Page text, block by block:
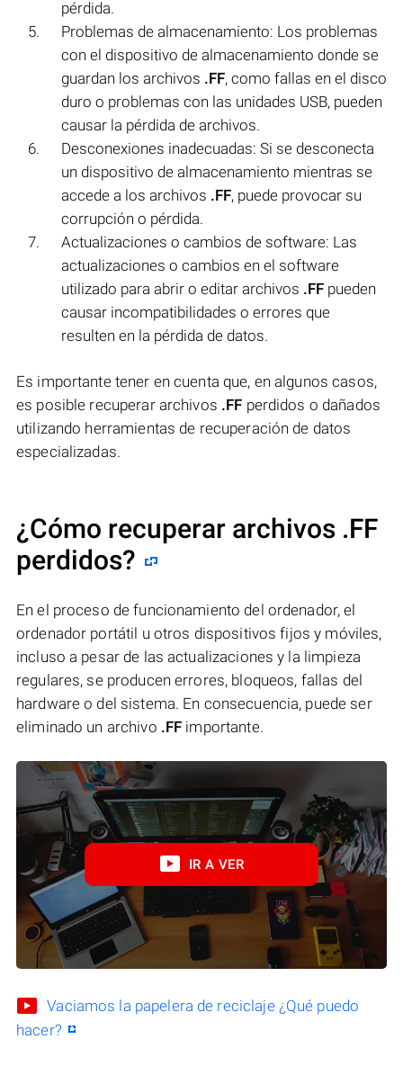
pérdida.
Problemas de almacenamiento: Los problemas
con el dispositivo de almacenamiento donde se
guardan los archivos .FF, como fallas en el disco
duro o problemas con las unidades USB, pueden
causar la pérdida de archivos.
Desconexiones inadecuadas: Si se desconecta
un dispositivo de almacenamiento mientras se
accede a los archivos .FF, puede provocar su
corrupción o pérdida.
Actualizaciones o cambios de software: Las
actualizaciones o cambios en el software
utilizado para abrir o editar archivos .FF pueden
causar incompatibilidades o errores que
resulten en la pérdida de datos.
Es importante tener en cuenta que, en algunos casos,
es posible recuperar archivos .FF perdidos o dañados
utilizando herramientas de recuperación de datos
especializadas.
¿Cómo recuperar archivos .FF
perdidos?
En el proceso de funcionamiento del ordenador, el
ordenador portátil u otros dispositivos fijos y móviles,
incluso a pesar de las actualizaciones y la limpieza
regulares, se producen errores, bloqueos, fallas del
hardware o del sistema. En consecuencia, puede ser
eliminado un archivo .FF importante.
IR A VER
Vaciamos la papelera de reciclaje ¿Qué puedo
hacer?